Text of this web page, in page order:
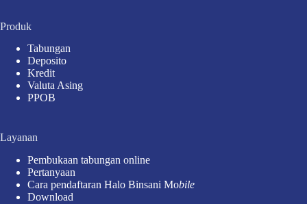
Produk
Tabungan
Deposito
Kredit
Valuta Asing
PPOB
Layanan
Pembukaan tabungan online
Pertanyaan
Cara pendaftaran Halo Binsani Mobile
Download